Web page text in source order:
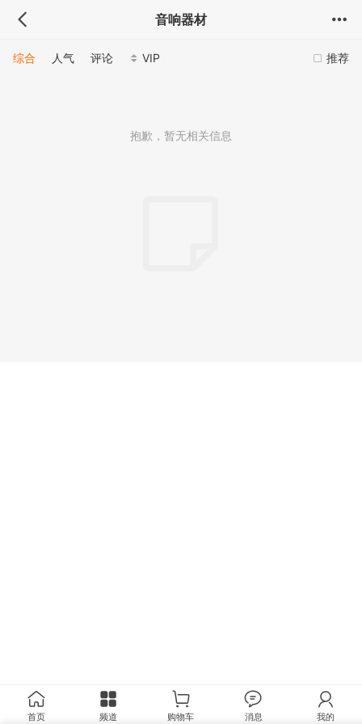
音响器材
推荐
综合 人气 评论 VIP
抱歉，暂无相关信息
首页 频道 购物车 消息 我的